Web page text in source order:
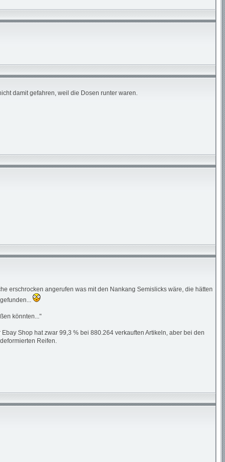
damit gefahren, weil die Dosen runter waren.
erschrocken angerufen was mit den Nankang Semislicks wäre, die hätten
könnten..."
Shop hat zwar 99,3 % bei 880.264 verkauften Artikeln, aber bei den
Reifen.